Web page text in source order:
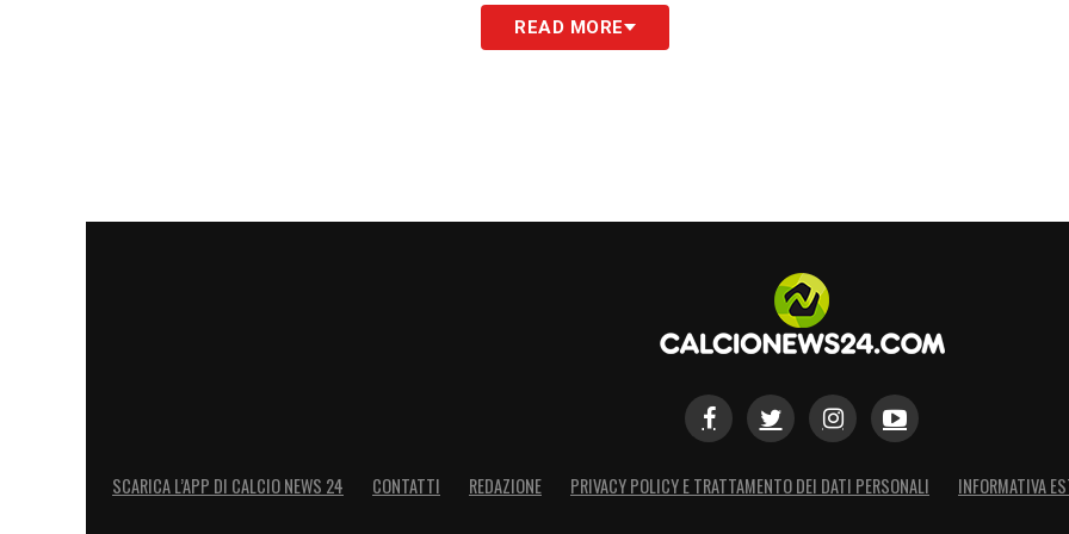
LA PLAYLIST DELLE NOSTRE TOP NEWSREAD MORE
SCARICA L’APP DI CALCIO NEWS 24 CONTATTI REDAZIONE PRIVACY POLICY E TRATTAMENTO DEI DATI PERSONALI INFORMATIVA